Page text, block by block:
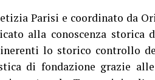
Parisi e coordinato da
alla conoscenza storica
lo storico controllo
di fondazione grazie